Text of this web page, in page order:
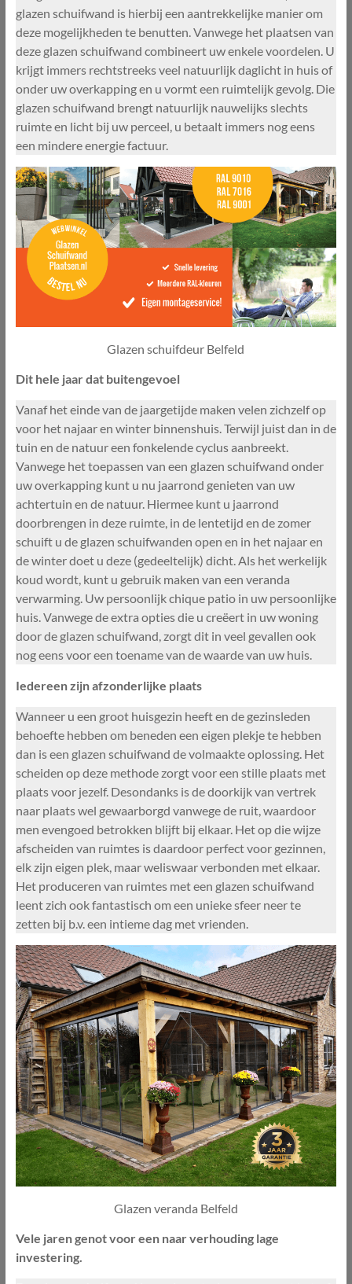
glazen schuifwand is hierbij een aantrekkelijke manier om
deze mogelijkheden te benutten. Vanwege het plaatsen van
deze glazen schuifwand combineert uw enkele voordelen. U
krijgt immers rechtstreeks veel natuurlijk daglicht in huis of
onder uw overkapping en u vormt een ruimtelijk gevolg. Die
glazen schuifwand brengt natuurlijk nauwelijks slechts
ruimte en licht bij uw perceel, u betaalt immers nog eens
een mindere energie factuur.
Glazen schuifdeur Belfeld
Dit hele jaar dat buitengevoel
Vanaf het einde van de jaargetijde maken velen zichzelf op
voor het najaar en winter binnenshuis. Terwijl juist dan in de
tuin en de natuur een fonkelende cyclus aanbreekt.
Vanwege het toepassen van een glazen schuifwand onder
uw overkapping kunt u nu jaarrond genieten van uw
achtertuin en de natuur. Hiermee kunt u jaarrond
doorbrengen in deze ruimte, in de lentetijd en de zomer
schuift u de glazen schuifwanden open en in het najaar en
de winter doet u deze (gedeeltelijk) dicht. Als het werkelijk
koud wordt, kunt u gebruik maken van een veranda
verwarming. Uw persoonlijk chique patio in uw persoonlijke
huis. Vanwege de extra opties die u creëert in uw woning
door de glazen schuifwand, zorgt dit in veel gevallen ook
nog eens voor een toename van de waarde van uw huis.
Iedereen zijn afzonderlijke plaats
Wanneer u een groot huisgezin heeft en de gezinsleden
behoefte hebben om beneden een eigen plekje te hebben
dan is een glazen schuifwand de volmaakte oplossing. Het
scheiden op deze methode zorgt voor een stille plaats met
plaats voor jezelf. Desondanks is de doorkijk van vertrek
naar plaats wel gewaarborgd vanwege de ruit, waardoor
men evengoed betrokken blijft bij elkaar. Het op die wijze
afscheiden van ruimtes is daardoor perfect voor gezinnen,
elk zijn eigen plek, maar weliswaar verbonden met elkaar.
Het produceren van ruimtes met een glazen schuifwand
leent zich ook fantastisch om een unieke sfeer neer te
zetten bij b.v. een intieme dag met vrienden.
Glazen veranda Belfeld
Vele jaren genot voor een naar verhouding lage
investering.